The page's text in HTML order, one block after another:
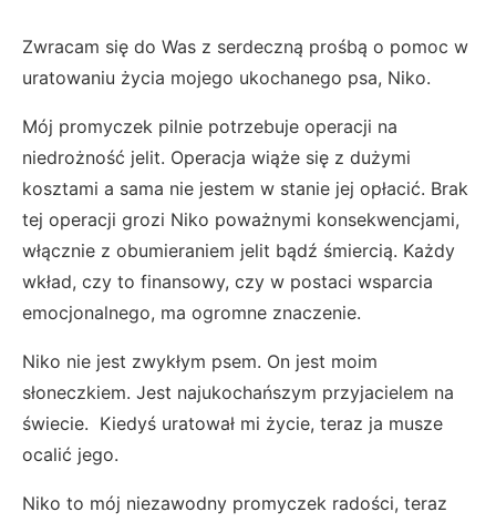
Zwracam się do Was z serdeczną prośbą o pomoc w
uratowaniu życia mojego ukochanego psa, Niko.
Mój promyczek pilnie potrzebuje operacji na
niedrożność jelit. Operacja wiąże się z dużymi
kosztami a sama nie jestem w stanie jej opłacić. Brak
tej operacji grozi Niko poważnymi konsekwencjami,
włącznie z obumieraniem jelit bądź śmiercią. Każdy
wkład, czy to finansowy, czy w postaci wsparcia
emocjonalnego, ma ogromne znaczenie.
Niko nie jest zwykłym psem. On jest moim
słoneczkiem. Jest najukochańszym przyjacielem na
świecie. Kiedyś uratował mi życie, teraz ja musze
ocalić jego.
Niko to mój niezawodny promyczek radości, teraz